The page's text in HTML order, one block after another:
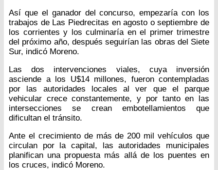
Así que el ganador del concurso, empezaría con los
trabajos de Las Piedrecitas en agosto o septiembre de
los corrientes y los culminaría en el primer trimestre
del próximo año, después seguirían las obras del Siete
Sur, indicó Moreno.
Las dos intervenciones viales, cuya inversión
asciende a los U$14 millones, fueron contempladas
por las autoridades locales al ver que el parque
vehicular crece constantemente, y por tanto en las
intersecciones se crean embotellamientos que
dificultan el tránsito.
Ante el crecimiento de más de 200 mil vehículos que
circulan por la capital, las autoridades municipales
planifican una propuesta más allá de los puentes en
los cruces, indicó Moreno.